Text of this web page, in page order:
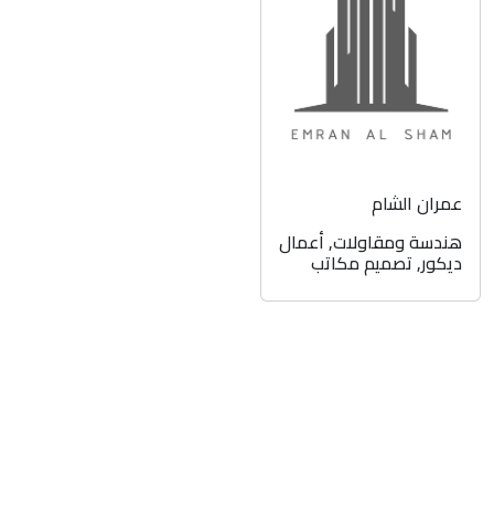
عمران الشام
هندسة ومقاولات,أعمال
ديكور,تصميم مكاتب